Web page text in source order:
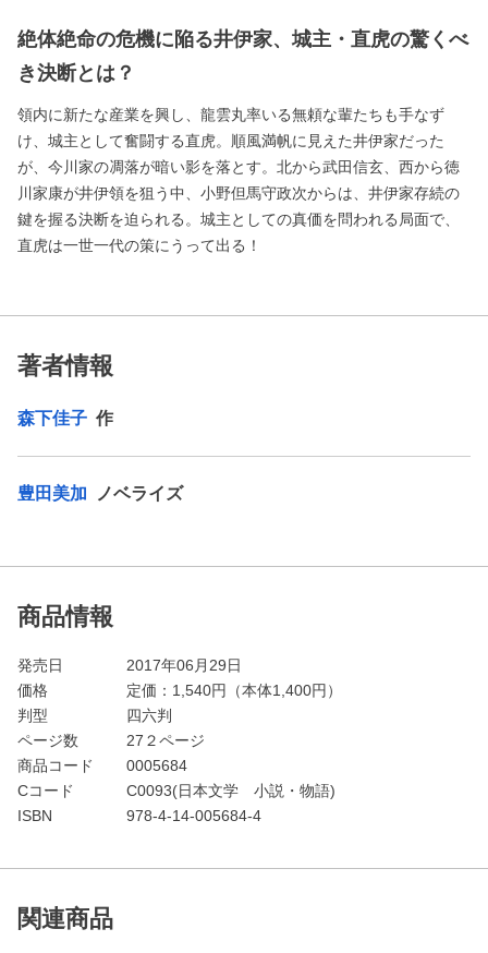
絶体絶命の危機に陥る井伊家、城主・直虎の驚くべ
き決断とは？
領内に新たな産業を興し、龍雲丸率いる無頼な輩たちも手なず
け、城主として奮闘する直虎。順風満帆に見えた井伊家だった
が、今川家の凋落が暗い影を落とす。北から武田信玄、西から徳
川家康が井伊領を狙う中、小野但馬守政次からは、井伊家存続の
鍵を握る決断を迫られる。城主としての真価を問われる局面で、
直虎は一世一代の策にうって出る！
著者情報
森下佳子 作
豊田美加 ノベライズ
商品情報
発売日
2017年06月29日
価格
定価： 1,540円（本体1,400円）
判型
四六判
ページ数
27２ページ
商品コード
0005684
Cコード
C0093(日本文学 小説・物語)
ISBN
978-4-14-005684-4
関連商品